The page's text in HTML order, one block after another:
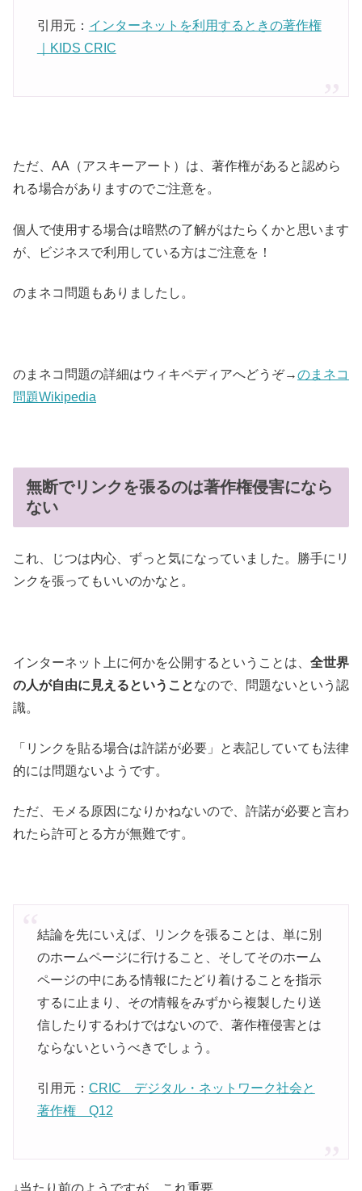
引用元： インターネットを利用するときの著作権
｜KIDS CRIC
ただ、AA（アスキーアート）は、著作権があると認めら
れる場合がありますのでご注意を。
個人で使用する場合は暗黙の了解がはたらくかと思います
が、ビジネスで利用している方はご注意を！
のまネコ問題もありましたし。
のまネコ問題の詳細はウィキペディアへどうぞ→のまネコ
問題Wikipedia
無断でリンクを張るのは著作権侵害になら
ない
これ、じつは内心、ずっと気になっていました。勝手にリ
ンクを張ってもいいのかなと。
インターネット上に何かを公開するということは、 全世界
の人が自由に見えるということなので、問題ないという認
識。
「リンクを貼る場合は許諾が必要」と表記していても法律
的には問題ないようです。
ただ、モメる原因になりかねないので、許諾が必要と言わ
れたら許可とる方が無難です。
結論を先にいえば、リンクを張ることは、単に別
のホームページに行けること、そしてそのホーム
ページの中にある情報にたどり着けることを指示
するに止まり、その情報をみずから複製したり送
信したりするわけではないので、著作権侵害とは
ならないというべきでしょう。
引用元： CRIC デジタル・ネットワーク社会と
著作権 Q12